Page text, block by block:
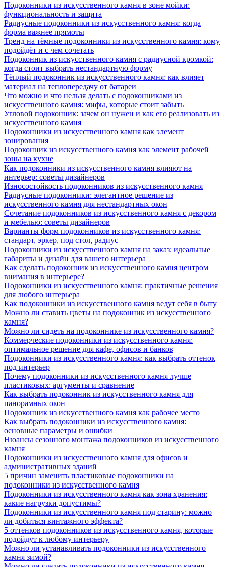
Подоконники из искусственного камня в зоне мойки:
функциональность и защита
Радиусные подоконники из искусственного камня: когда
форма важнее прямоты
Тренд на тёмные подоконники из искусственного камня: кому
подойдёт и с чем сочетать
Подоконник из искусственного камня с радиусной кромкой:
когда стоит выбрать нестандартную форму
Тёплый подоконник из искусственного камня: как влияет
материал на теплопередачу от батареи
Что можно и что нельзя делать с подоконниками из
искусственного камня: мифы, которые стоит забыть
Угловой подоконник: зачем он нужен и как его реализовать из
искусственного камня
Подоконники из искусственного камня как элемент
зонирования
Подоконник из искусственного камня как элемент рабочей
зоны на кухне
Как подоконники из искусственного камня влияют на
интерьер: советы дизайнеров
Износостойкость подоконников из искусственного камня
Радиусные подоконники: элегантное решение из
искусственного камня для нестандартных окон
Сочетание подоконников из искусственного камня с декором
и мебелью: советы дизайнеров
Варианты форм подоконников из искусственного камня:
стандарт, эркер, под стол, радиус
Подоконники из искусственного камня на заказ: идеальные
габариты и дизайн для вашего интерьера
Как сделать подоконник из искусственного камня центром
внимания в интерьере?
Подоконники из искусственного камня: практичные решения
для любого интерьера
Как подоконники из искусственного камня ведут себя в быту
Можно ли ставить цветы на подоконник из искусственного
камня?
Можно ли сидеть на подоконнике из искусственного камня?
Коммерческие подоконники из искусственного камня:
оптимальное решение для кафе, офисов и банков
Подоконники из искусственного камня: как выбрать оттенок
под интерьер
Почему подоконники из искусственного камня лучше
пластиковых: аргументы и сравнение
Как выбрать подоконник из искусственного камня для
панорамных окон
Подоконник из искусственного камня как рабочее место
Как выбрать подоконники из искусственного камня:
основные параметры и ошибки
Нюансы сезонного монтажа подоконников из искусственного
камня
Подоконники из искусственного камня для офисов и
административных зданий
5 причин заменить пластиковые подоконники на
подоконники из искусственного камня
Подоконники из искусственного камня как зона хранения:
какие нагрузки допустимы?
Подоконники из искусственного камня под старину: можно
ли добиться винтажного эффекта?
5 оттенков подоконников из искусственного камня, которые
подойдут к любому интерьеру
Можно ли устанавливать подоконники из искусственного
камня зимой?